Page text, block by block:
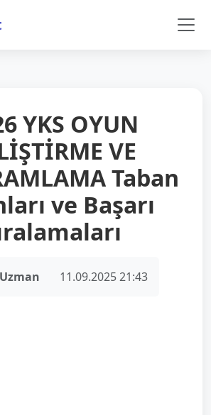
YKS OYUN
VE
Taban
ve Başarı
Uzman 11.09.2025 21:43